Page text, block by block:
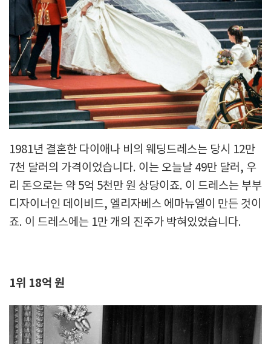
1981년 결혼한 다이애나 비의 웨딩드레스는 당시 12만
7천 달러의 가격이었습니다. 이는 오늘날 49만 달러, 우
리 돈으로는 약 5억 5천만 원 상당이죠. 이 드레스는 부부
디자이너인 데이비드, 엘리자베스 에마뉴엘이 만든 것이
죠. 이 드레스에는 1만 개의 진주가 박혀있었습니다.
1위 18억 원